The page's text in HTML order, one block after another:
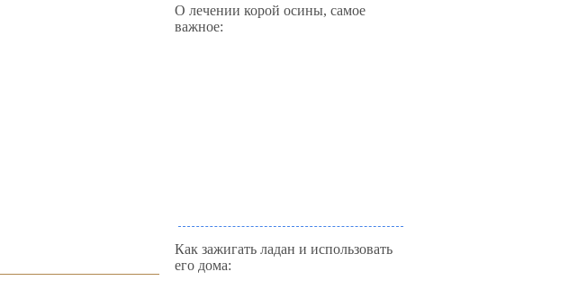
О лечении корой осины, самое
важное:
Как зажигать ладан и использовать
его дома: